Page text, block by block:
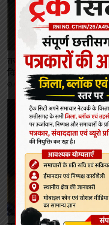
तरदा में घर के पास मिला 4.5
किया सुरक्षित रेस्क्यू
August 8, 2026